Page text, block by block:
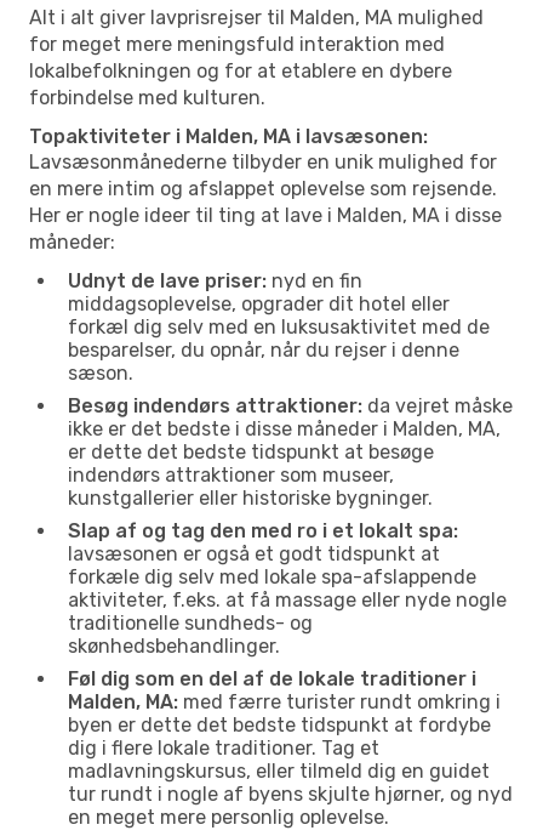
Alt i alt giver lavprisrejser til Malden, MA mulighed
for meget mere meningsfuld interaktion med
lokalbefolkningen og for at etablere en dybere
forbindelse med kulturen.
Topaktiviteter i Malden, MA i lavsæsonen:
Lavsæsonmånederne tilbyder en unik mulighed for
en mere intim og afslappet oplevelse som rejsende.
Her er nogle ideer til ting at lave i Malden, MA i disse
måneder:
Udnyt de lave priser: nyd en fin
middagsoplevelse, opgrader dit hotel eller
forkæl dig selv med en luksusaktivitet med de
besparelser, du opnår, når du rejser i denne
sæson.
Besøg indendørs attraktioner: da vejret måske
ikke er det bedste i disse måneder i Malden, MA,
er dette det bedste tidspunkt at besøge
indendørs attraktioner som museer,
kunstgallerier eller historiske bygninger.
Slap af og tag den med ro i et lokalt spa:
lavsæsonen er også et godt tidspunkt at
forkæle dig selv med lokale spa-afslappende
aktiviteter, f.eks. at få massage eller nyde nogle
traditionelle sundheds- og
skønhedsbehandlinger.
Føl dig som en del af de lokale traditioner i
Malden, MA: med færre turister rundt omkring i
byen er dette det bedste tidspunkt at fordybe
dig i flere lokale traditioner. Tag et
madlavningskursus, eller tilmeld dig en guidet
tur rundt i nogle af byens skjulte hjørner, og nyd
en meget mere personlig oplevelse.